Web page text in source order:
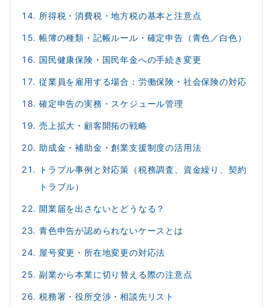
所得税・消費税・地方税の基本と注意点
帳簿の種類・記帳ルール・確定申告（青色／白色）
国民健康保険・国民年金への手続き変更
従業員を雇用する場合：労働保険・社会保険の対応
確定申告の実務・スケジュール管理
売上拡大・顧客開拓の戦略
助成金・補助金・創業支援制度の活用法
トラブル事例と対応策（税務調査、資金繰り、契約
トラブル）
開業届を出さないとどうなる？
青色申告が認められないケースとは
屋号変更・所在地変更の対応法
副業から本業に切り替える際の注意点
税務署・役所交渉・相談先リスト